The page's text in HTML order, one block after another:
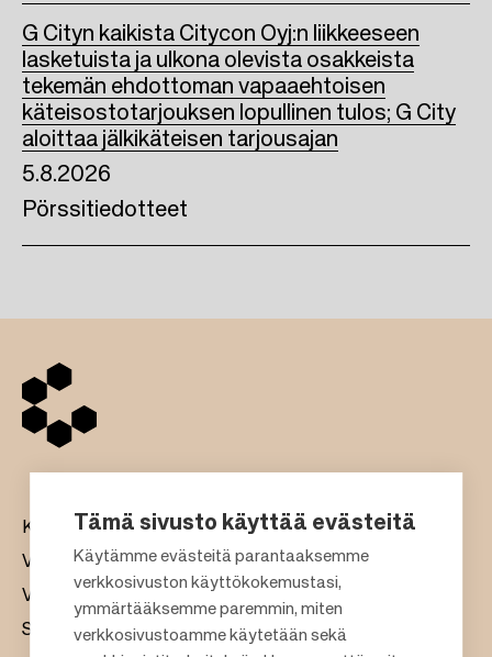
5.8.2026
Pörssitiedotteet
G Cityn kaikista Citycon Oyj:n liikkeeseen
lasketuista ja ulkona olevista osakkeista
tekemän ehdottoman vapaaehtoisen
käteisostotarjouksen lopullinen tulos; G City
aloittaa jälkikäteisen tarjousajan
o
Kauppakeskukset
Vuokraus
Vastuullisuus
Sijoittajat
Tämä sivusto käyttää evästeitä
Käytämme evästeitä parantaaksemme
verkkosivuston käyttökokemustasi,
ymmärtääksemme paremmin, miten
verkkosivustoamme käytetään sekä